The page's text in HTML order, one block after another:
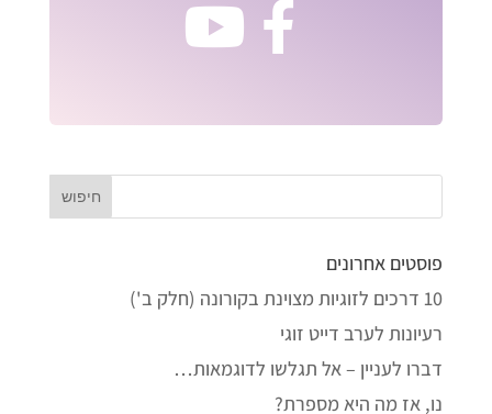
פוסטים אחרונים
10 דרכים לזוגיות מצוינת בקורונה (חלק ב')
רעיונות לערב דייט זוגי
דברו לעניין – אל תגלשו לדוגמאות…
נו, אז מה היא מספרת?